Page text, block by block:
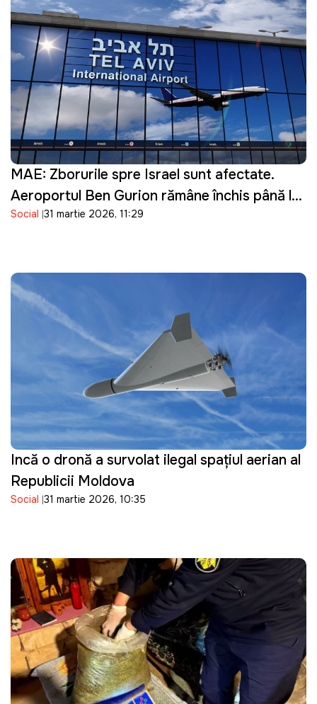
MAE: Zborurile spre Israel sunt afectate.
Aeroportul Ben Gurion rămâne închis până la
16 aprilie
Social 31 martie 2026, 11:29
Incă o dronă a survolat ilegal spațiul aerian al
Republicii Moldova
Social 31 martie 2026, 10:35